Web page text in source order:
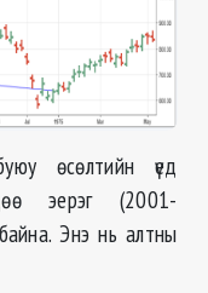
өсөлтийн үед
эерэг (2001-
Энэ нь алтны